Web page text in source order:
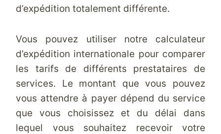
d’expédition totalement différente.
Vous pouvez utiliser notre calculateur
d’expédition internationale pour comparer
les tarifs de différents prestataires de
services. Le montant que vous pouvez
vous attendre à payer dépend du service
que vous choisissez et du délai dans
lequel vous souhaitez recevoir votre